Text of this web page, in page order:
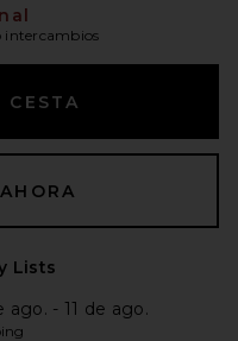
intercambios
Lists
- 11 de ago.